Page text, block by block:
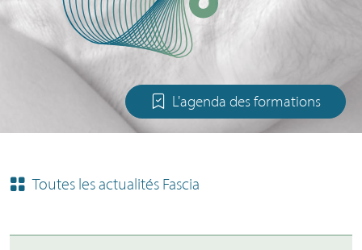
L'agenda des formations
Toutes les actualités Fascia